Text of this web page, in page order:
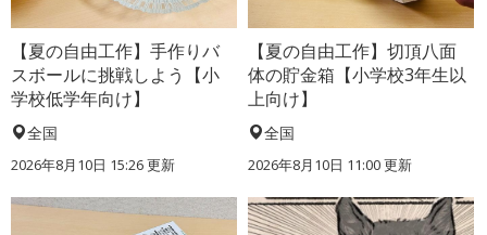
【夏の自由工作】手作りバ
スボールに挑戦しよう【小
学校低学年向け】
全国
2026年8月10日 15:26更新
【夏の自由工作】切頂八面
体の貯金箱【小学校3年生以
上向け】
全国
2026年8月10日 11:00更新